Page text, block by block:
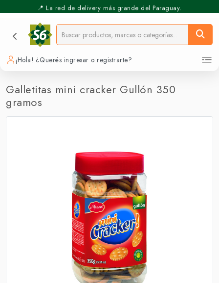
📍 La red de delivery más grande del Paraguay.
⚡️ Pickup Express - Retirás en 30 min.
¡Hola! ¿Querés ingresar o registrarte?
Galletitas mini cracker Gullón 350
gramos